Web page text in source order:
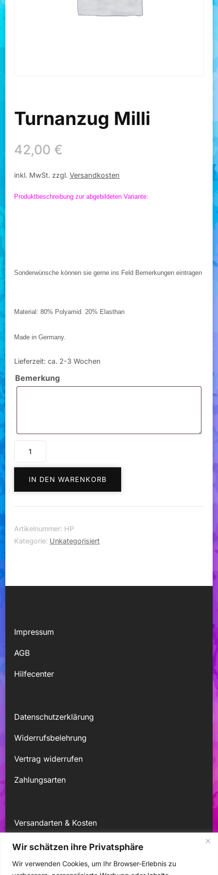
Wir schätzen ihre Privatsphäre
Wir verwenden Cookies, um Ihr Browser-Erlebnis zu
Turnanzug Milli
42,00 €
inkl. MwSt. zzgl. Versandkosten
Produktbeschreibung zur abgebildeten Variante:
Sonderwünsche können sie gerne ins Feld Bemerkungen eintragen
Material: 80% Polyamid 20% Elasthan
Made in Germany.
Lieferzeit: ca. 2-3 Wochen
Bemerkung
Turnanzug
Milli
IN DEN WARENKORB
Artikelnummer: HP
Kategorie: Unkategorisiert
Impressum
AGB
Hilfecenter
Datenschutzerklärung
Widerrufsbelehrung
Vertrag widerrufen
Zahlungsarten
Versandarten & Kosten
Kontakt
Mein Konto